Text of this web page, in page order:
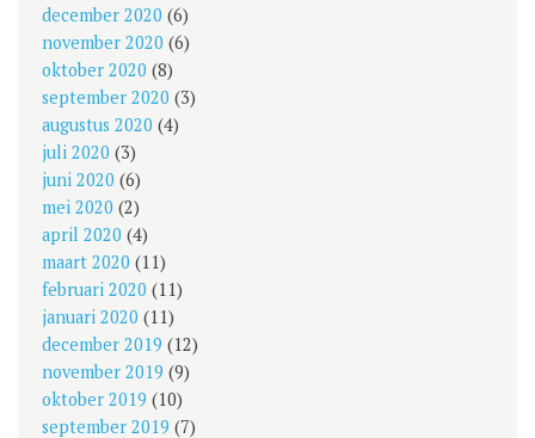
december 2020 (6)
november 2020 (6)
oktober 2020 (8)
september 2020 (3)
augustus 2020 (4)
juli 2020 (3)
juni 2020 (6)
mei 2020 (2)
april 2020 (4)
maart 2020 (11)
februari 2020 (11)
januari 2020 (11)
december 2019 (12)
november 2019 (9)
oktober 2019 (10)
september 2019 (7)